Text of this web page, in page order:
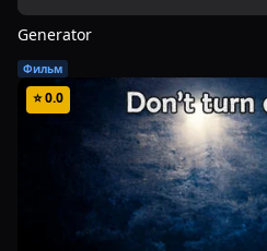
Generator
Фильм
⭐0.0